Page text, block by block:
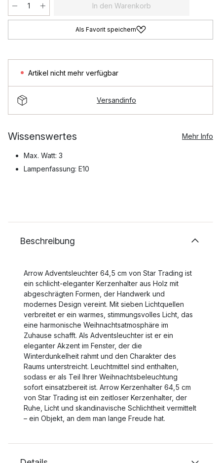
In den Warenkorb
Als Favorit speichern
Artikel nicht mehr verfügbar
Versandinfo
Wissenswertes Mehr Info
Max. Watt: 3
Lampenfassung: E10
Beschreibung
Arrow Adventsleuchter 64,5 cm von Star Trading ist
ein schlicht-eleganter Kerzenhalter aus Holz mit
abgeschrägten Formen, der Handwerk und
modernes Design vereint. Mit sieben Lichtquellen
verbreitet er ein warmes, stimmungsvolles Licht, das
eine harmonische Weihnachtsatmosphäre im
Zuhause schafft. Als Adventsleuchter ist er ein
eleganter Akzent im Fenster, der die
Winterdunkelheit rahmt und den Charakter des
Raums unterstreicht. Leuchtmittel sind enthalten,
sodass er als Teil Ihrer Weihnachtsbeleuchtung
sofort einsatzbereit ist. Arrow Kerzenhalter 64,5 cm
von Star Trading ist ein zeitloser Kerzenhalter, der
Ruhe, Licht und skandinavische Schlichtheit vermittelt
– ein Objekt, an dem man lange Freude hat.